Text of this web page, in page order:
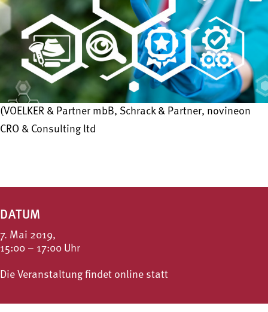
(VOELKER & Partner mbB, Schrack & Partner, novineon
CRO & Consulting ltd
DATUM
7. Mai 2019,
15:00 – 17:00 Uhr
Die Veranstaltung findet online statt